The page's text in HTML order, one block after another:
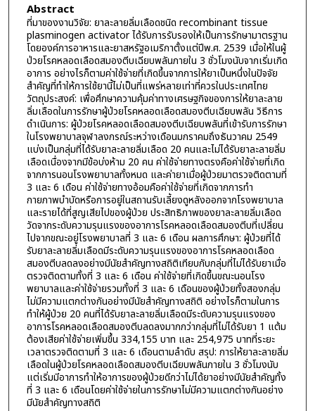
Abstract
ที่มาของงานวิจัย: ยาละลายลิ่มเลือดชนิด recombinant tissue
plasminogen activator ได้รับการรับรองให้เป็นการรักษามาตรฐาน
โดยองค์การอาหารและยาสหรัฐอเมริกาตั้งแต่ปีพ.ศ. 2539 เมื่อให้ในผู้
ป่วยโรคหลอดเลือดสมองตีบเฉียบพลันภายใน 3 ชั่วโมงนับจากเริ่มเกิด
อาการ อย่างไรก็ตามค่าใช้จ่ายที่เกิดขึ้นจากการให้ยาเป็นหนึ่งในปัจจัย
สำคัญที่ทำให้การใช้ยานี้ไม่เป็นที่แพร่หลายเท่าที่ควรในประเทศไทย
วัตถุประสงค์: เพื่อศึกษาความคุ้มค่าทางเศรษฐกิจของการให้ยาละลาย
ลิ่มเลือดในการรักษาผู้ป่วยโรคหลอดเลือดสมองตีบเฉียบพลัน วิธีการ
ดำเนินการ: ผู้ป่วยโรคหลอดเลือดสมองตีบเฉียบพลันที่เข้ารับการรักษา
ในโรงพยาบาลจุฬาลงกรณ์ระหว่างเดือนมกราคมถึงธันวาคม 2549
แบ่งเป็นกลุ่มที่ได้รับยาละลายลิ่มเลือด 20 คนและไม่ได้รับยาละลายลิ่ม
เลือดเนื่องจากมีข้อบ่งห้าม 20 คน ค่าใช้จ่ายทางตรงคือค่าใช้จ่ายที่เกิด
จากการนอนโรงพยาบาลทั้งหมด และค่ายาเมื่อผู้ป่วยมาตรวจติดตามที่
3 และ 6 เดือน ค่าใช้จ่ายทางอ้อมคือค่าใช้จ่ายที่เกิดจากการทำ
กายภาพบำบัดหรือการอยู่ในสถานรับเลี้ยงดูหลังออกจากโรงพยาบาล
และรายได้ที่สูญเสียไปของผู้ป่วย ประสิทธิภาพของยาละลายลิ่มเลือด
วัดจากระดับความรุนแรงของอาการโรคหลอดเลือดสมองตีบที่เปลี่ยน
ไปจากขณะอยู่โรงพยาบาลที่ 3 และ 6 เดือน ผลการศึกษา: ผู้ป่วยที่ได้
รับยาละลายลิ่มเลือดมีระดับความรุนแรงของอาการโรคหลอดเลือด
สมองตีบลดลงอย่างมีนัยสำคัญทางสถิติเทียบกับกลุ่มที่ไม่ได้รับยาเมื่อ
ตรวจติดตามทั้งที่ 3 และ 6 เดือน ค่าใช้จ่ายที่เกิดขึ้นขณะนอนโรง
พยาบาลและค่าใช้จ่ายรวมทั้งที่ 3 และ 6 เดือนของผู้ป่วยทั้งสองกลุ่ม
ไม่มีความแตกต่างกันอย่างมีนัยสำคัญทางสถิติ อย่างไรก็ตามในการ
ทำให้ผู้ป่วย 20 คนที่ได้รับยาละลายลิ่มเลือดมีระดับความรุนแรงของ
อาการโรคหลอดเลือดสมองตีบลดลงมากกว่ากลุ่มที่ไม่ได้รับยา 1 แต้ม
ต้องเสียค่าใช้จ่ายเพิ่มขึ้น 334,155 บาท และ 254,975 บาทที่ระยะ
เวลาตรวจติดตามที่ 3 และ 6 เดือนตามลำดับ สรุป: การให้ยาละลายลิ่ม
เลือดในผู้ป่วยโรคหลอดเลือดสมองตีบเฉียบพลันภายใน 3 ชั่วโมงนับ
แต่เริ่มมีอาการทำให้อาการของผู้ป่วยดีกว่าไม่ได้ยาอย่างมีนัยสำคัญทั้ง
ที่ 3 และ 6 เดือนโดยค่าใช้จ่ายในการรักษาไม่มีความแตกต่างกันอย่าง
มีนัยสำคัญทางสถิติ